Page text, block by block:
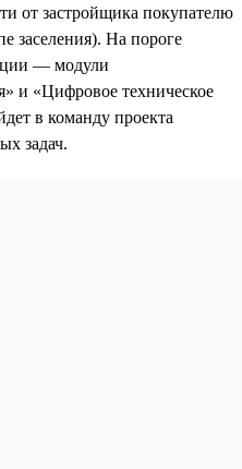
от застройщика покупателю
заселения). На пороге
— модули
и «Цифровое техническое
в команду проекта
задач.